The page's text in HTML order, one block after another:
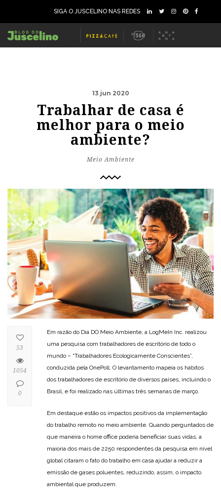
SIGA O JUSCELINO NAS REDES
13 jun 2020
Trabalhar de casa é
melhor para o meio
ambiente?
Meio Ambiente
Em razão do Dia DO Meio Ambiente, a LogMeIn Inc. realizou
uma pesquisa com trabalhadores de escritório de todo o
mundo – “Trabalhadores Ecologicamente Conscientes”,
conduzida pela OnePoll. O levantamento mapeia os hábitos
dos trabalhadores de escritório de diversos países, incluindo o
Brasil, e foi realizado nas últimas três semanas de março.
Em destaque estão os impactos positivos da implementação
do trabalho remoto no meio ambiente. Quando perguntados de
que maneira o home office poderia beneficiar suas vidas, a
maioria dos mais de 2250 respondentes da pesquisa em nível
global citaram o fato do trabalho em casa ajudar a reduzir a
emissão de gases poluentes, reduzindo, assim, o impacto
ambiental que produzem.
53
1054
0